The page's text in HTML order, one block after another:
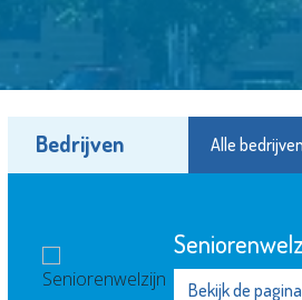
Bedrijven Alle bedrijven
Bekijk de pagina